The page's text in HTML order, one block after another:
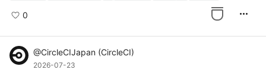
0 more_horiz
@CircleCIJapan (CircleCI)
2026-07-23